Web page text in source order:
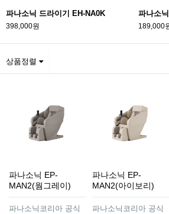
파나소닉 드라이기 EH-NA0K
398,000원
파나소
189,000
상품정렬
파나소닉 EP-
MAN2(웜그레이)
파나소닉코리아 공식
파나소닉 EP-
MAN2(아이보리)
파나소닉코리아 공식